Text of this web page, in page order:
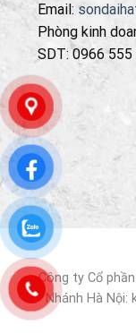
Email:
Phòng kinh
SDT: 0966
Công ty Cổ
Nhánh Hà